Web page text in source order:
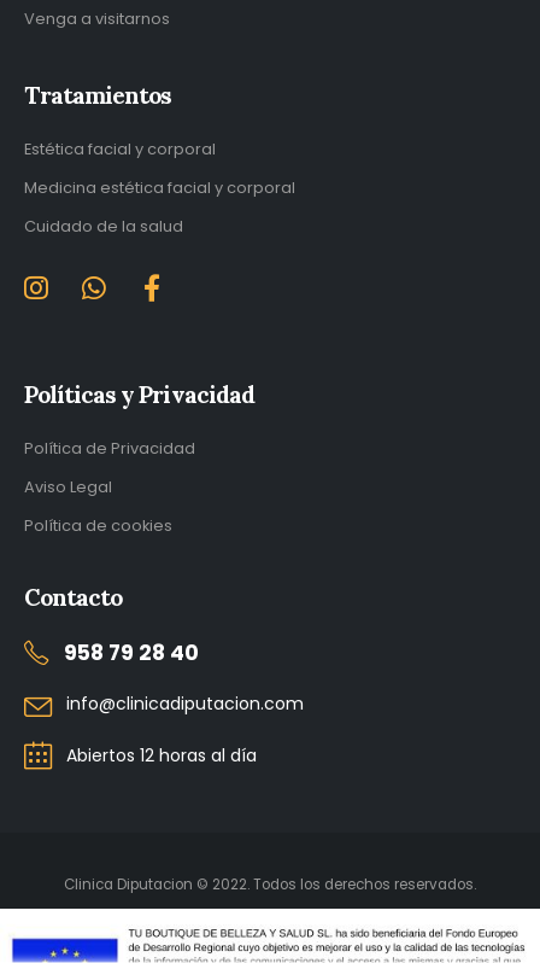
Venga a visitarnos
Tratamientos
Estética facial y corporal
Medicina estética facial y corporal
Cuidado de la salud
Políticas y Privacidad
Política de Privacidad
Aviso Legal
Política de cookies
Contacto
958 79 28 40
info@clinicadiputacion.com
Abiertos 12 horas al día
Clinica Diputacion © 2022. Todos los derechos reservados.